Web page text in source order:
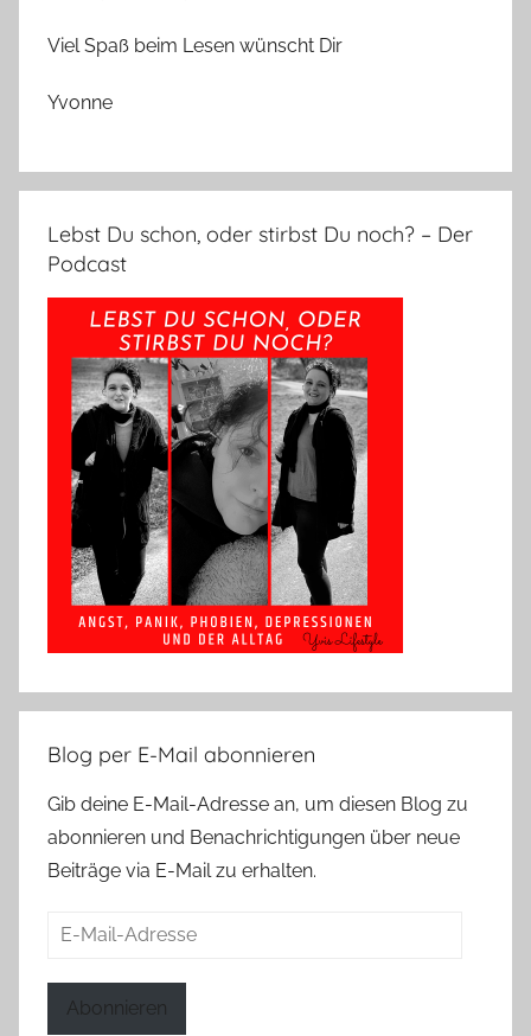
Viel Spaß beim Lesen wünscht Dir
Yvonne
Lebst Du schon, oder stirbst Du noch? – Der
Podcast
Blog per E-Mail abonnieren
Gib deine E-Mail-Adresse an, um diesen Blog zu
abonnieren und Benachrichtigungen über neue
Beiträge via E-Mail zu erhalten.
E-
Abonnieren